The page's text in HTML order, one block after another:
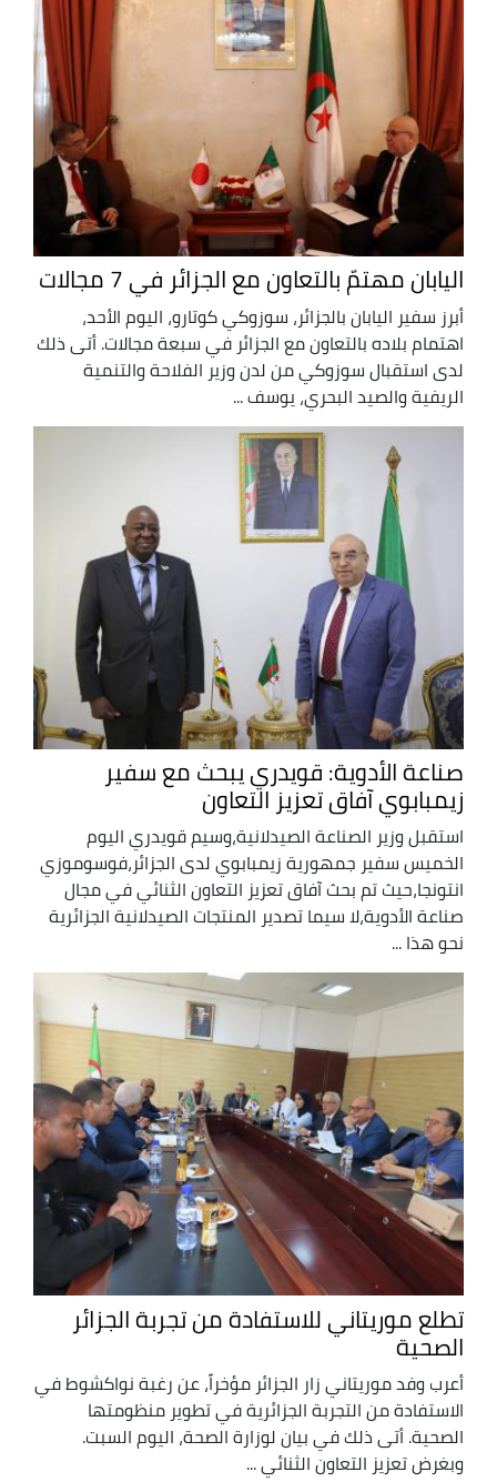
اليابان مهتمّ بالتعاون مع الجزائر في 7 مجالات
أبرز سفير اليابان بالجزائر، سوزوكي كوتارو، اليوم الأحد،
اهتمام بلاده بالتعاون مع الجزائر في سبعة مجالات. أتى ذلك
لدى استقبال سوزوكي من لدن وزير الفلاحة والتنمية
الريفية والصيد البحري، يوسف ...
صناعة الأدوية: قويدري يبحث مع سفير
زيمبابوي آفاق تعزيز التعاون
استقبل وزير الصناعة الصيدلانية،وسيم قويدري اليوم
الخميس سفير جمهورية زيمبابوي لدى الجزائر،فوسوموزي
انتونجا،حيث تم بحث آفاق تعزيز التعاون الثنائي في مجال
صناعة الأدوية،لا سيما تصدير المنتجات الصيدلانية الجزائرية
نحو هذا ...
تطلع موريتاني للاستفادة من تجربة الجزائر
الصحية
أعرب وفد موريتاني زار الجزائر مؤخراً، عن رغبة نواكشوط في
الاستفادة من التجربة الجزائرية في تطوير منظومتها
الصحية. أتى ذلك في بيان لوزارة الصحة، اليوم السبت.
وبغرض تعزيز التعاون الثنائي ...